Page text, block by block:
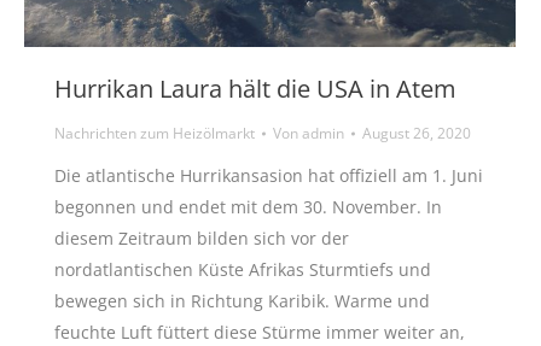
Hurrikan Laura hält die USA in Atem
Nachrichten zum Heizölmarkt Vonadmin August 26, 2020
Die atlantische Hurrikansasion hat offiziell am 1. Juni
begonnen und endet mit dem 30. November. In
diesem Zeitraum bilden sich vor der
nordatlantischen Küste Afrikas Sturmtiefs und
bewegen sich in Richtung Karibik. Warme und
feuchte Luft füttert diese Stürme immer weiter an,